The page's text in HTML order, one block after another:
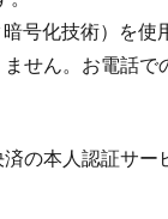
号化技術）を使
せん。お電話で
の本人認証サー